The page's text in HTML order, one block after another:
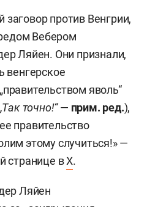
против Венгрии,
Вебером
Ляйен. Они признали,
венгерское
яволь“
точно!“— прим. ред.),
правительство
этому случиться!» —
странице вХ.
Ляйен